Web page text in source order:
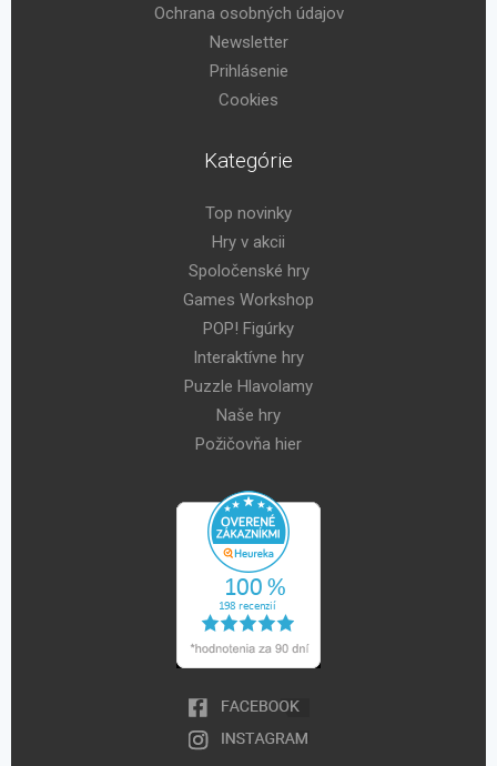
Ochrana osobných údajov
Newsletter
Prihlásenie
Cookies
Kategórie
Top novinky
Hry v akcii
Spoločenské hry
Games Workshop
POP! Figúrky
Interaktívne hry
Puzzle Hlavolamy
Naše hry
Požičovňa hier